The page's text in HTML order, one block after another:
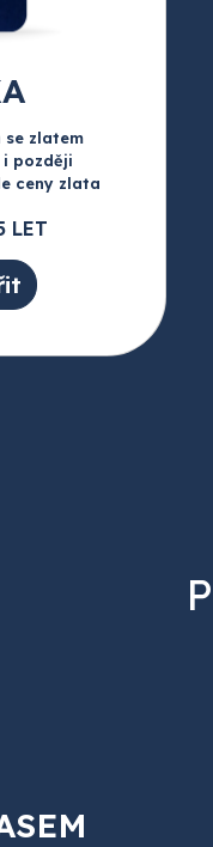
se zlatem
později
ceny zlata
LET